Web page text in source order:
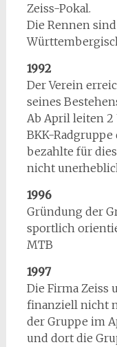
Zeiss-Pokal.
Die Rennen
1992
Der Verein
seines
Ab April leiten 2
BKK-Radgruppe
bezahlte für
nicht
1996
Gründung der
sportlich
MTB
1997
Die Firma Zeiss
finanziell nicht
der Gruppe im
und dort die